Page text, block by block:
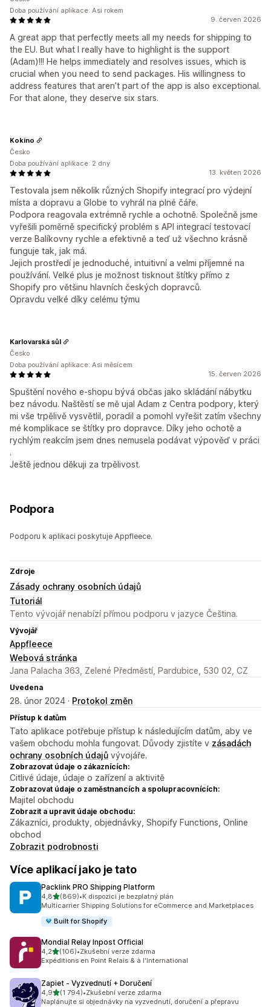
9. červen 2026
A great app that perfectly meets all my needs for shipping to
the EU. But what I really have to highlight is the support
(Adam)!!! He helps immediately and resolves issues, which is
crucial when you need to send packages. His willingness to
address features that aren’t part of the app is also exceptional.
For that alone, they deserve six stars.
Doba používání aplikace: Asi rokem
13. květen 2026
Testovala jsem několik různých Shopify integrací pro výdejní
místa a dopravu a Globe to vyhrál na plné čáře.
Podpora reagovala extrémně rychle a ochotně. Společně jsme
vyřešili poměrně specifický problém s API integrací testovací
verze Balíkovny rychle a efektivně a teď už všechno krásně
funguje tak, jak má.
Jejich prostředí je jednoduché, intuitivní a velmi příjemné na
používání. Velké plus je možnost tisknout štítky přímo z
Shopify pro většinu hlavních českých dopravců.
Opravdu velké díky celému týmu
Kokino
Česko
Doba používání aplikace: 2 dny
15. červen 2026
Spuštění nového e-shopu bývá občas jako skládání nábytku
bez návodu. Naštěstí se mě ujal Adam z Centra podpory, který
mi vše trpělivě vysvětlil, poradil a pomohl vyřešit zatím všechny
mé komplikace se štítky pro dopravce. Díky jeho ochotě a
rychlým reakcím jsem dnes nemusela podávat výpověď v práci
.
Ještě jednou děkuji za trpělivost.
Karlovarská sůl
Česko
Doba používání aplikace: Asi měsícem
Podpora
Podporu k aplikaci poskytuje Appfleece.
Zdroje
Zásady ochrany osobních údajů
Tutoriál
Tento vývojář nenabízí přímou podporu v jazyce Čeština.
Vývojář
Appfleece
Webová stránka
Jana Palacha 363, Zelené Předměstí, Pardubice, 530 02, CZ
Uvedena
28. únor 2024 · Protokol změn
Přístup k datům
Tato aplikace potřebuje přístup k následujícím datům, aby ve
vašem obchodu mohla fungovat. Důvody zjistíte v zásadách
ochrany osobních údajů vývojáře.
Zobrazovat údaje o zákaznících:
Citlivé údaje, údaje o zařízení a aktivitě
Zobrazovat údaje o zaměstnancích a spolupracovnících:
Majitel obchodu
Zobrazit a upravit údaje obchodu:
Zákazníci, produkty, objednávky, Shopify Functions, Online
obchod
Zobrazit podrobnosti
Více aplikací jako je tato
Packlink PRO Shipping Platform
4,8z 5 hvězd
(869)
Celkový počet recenzí: 869
•K dispozici je bezplatný plán
Multicarrier Shipping Solutions for eCommerce and Marketplaces
Built for Shopify
Mondial Relay Inpost Official
4,2z 5 hvězd
(106)
Celkový počet recenzí: 106
•Zkušební verze zdarma
Expéditions en Point Relais & à l'International
Zapiet ‑ Vyzvednutí + Doručení
4,9z 5 hvězd
(1 794)
Celkový počet recenzí: 1794
•Zkušební verze zdarma
Naplánujte si objednávky na vyzvednutí, doručení a přepravu